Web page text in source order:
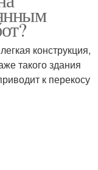
конструкция,
такого здания
к перекосу